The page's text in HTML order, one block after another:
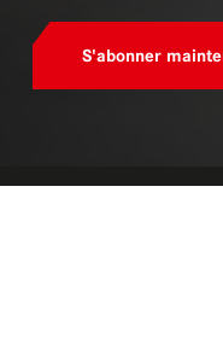
S'abonner